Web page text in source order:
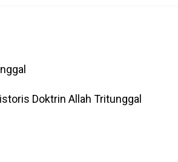
Doktrin Allah Tritunggal